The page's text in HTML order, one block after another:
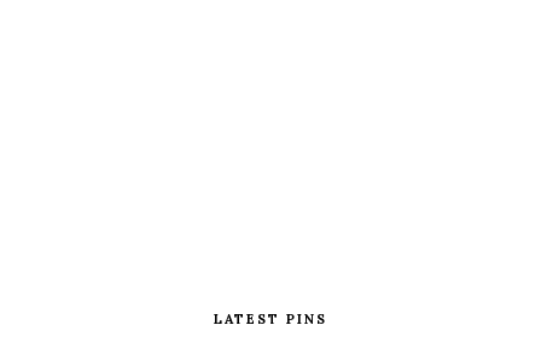
LATEST PINS